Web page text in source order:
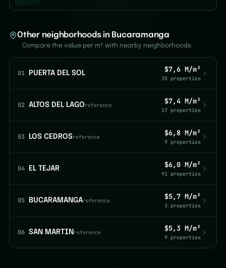
Other neighborhoods in Bucaramanga
Compare the value per m² with nearby neighborhoods.
01 PUERTA DEL SOL $7,6 M/m²
35 properties
02 ALTOS DEL LAGOreference $7,4 M/m²
17 properties
03 LOS CEDROSreference $6,8 M/m²
9 properties
04 EL TEJAR $6,0 M/m²
91 properties
05 BUCARAMANGAreference $5,7 M/m²
3 properties
06 SAN MARTIN reference $5,3 M/m²
9 properties